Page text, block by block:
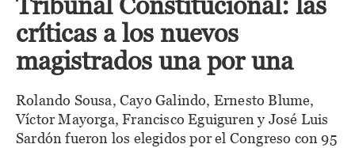
críticas a los nuevos
magistrados una por una
Rolando Sousa, Cayo Galindo, Ernesto Blume,
Víctor Mayorga, Francisco Eguiguren y José Luis
Sardón fueron los elegidos por el Congreso con 95